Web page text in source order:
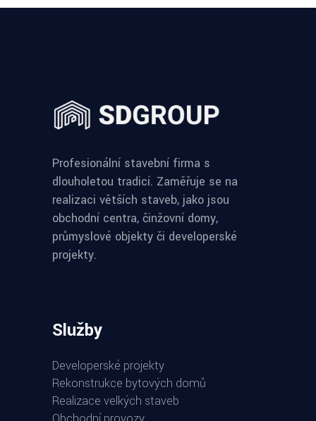
Profesionální stavební firma s
dlouholetou tradicí. Zaměřuje se na
realizaci větších staveb, jako jsou
obchodní centra, činžovní domy,
průmyslové objekty či developerské
projekty.
Služby
Developerské projekty
Rekonstrukce bytových domů
Realizace velkých staveb